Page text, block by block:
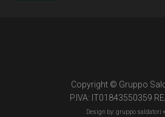
Copyright © Gruppo
P.IVA: IT01843550359
Design by: gruppo saldatori +